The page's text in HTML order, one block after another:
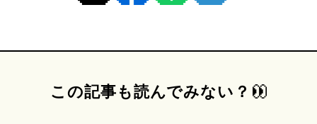
この記事も読んでみない？